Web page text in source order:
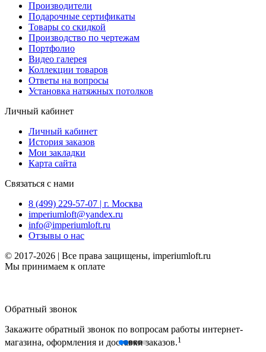
Производители
Подарочные сертификаты
Товары со скидкой
Производство по чертежам
Портфолио
Видео галерея
Коллекции товаров
Ответы на вопросы
Установка натяжных потолков
Личный кабинет
Личный кабинет
История заказов
Мои закладки
Карта сайта
Связаться с нами
8 (499) 229-57-07 | г. Москва
imperiumloft@yandex.ru
info@imperiumloft.ru
Отзывы о нас
© 2017-2026 | Все права защищены, imperiumloft.ru
Мы принимаем к оплате
Обратный звонок
Закажите обратный звонок по вопросам работы интернет-
магазина, оформления и доставки заказов.1